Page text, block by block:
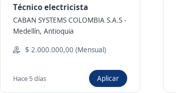
Técnico electricista
CABAN SYSTEMS COLOMBIA S.A.S -
Medellín, Antioquia
$ 2.000.000,00 (Mensual)
Hace 5 días Aplicar